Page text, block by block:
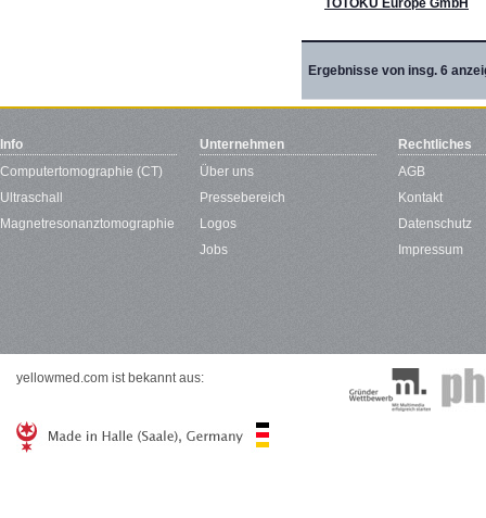
Ergebnisse von insg. 6
Info
Computertomographie (CT)
Ultraschall
Magnetresonanztomographie
Unternehmen
Über uns
Pressebereich
Logos
Jobs
Rechtliches
AGB
Kontakt
Datenschutz
Impressum
yellowmed.com ist bekannt aus: